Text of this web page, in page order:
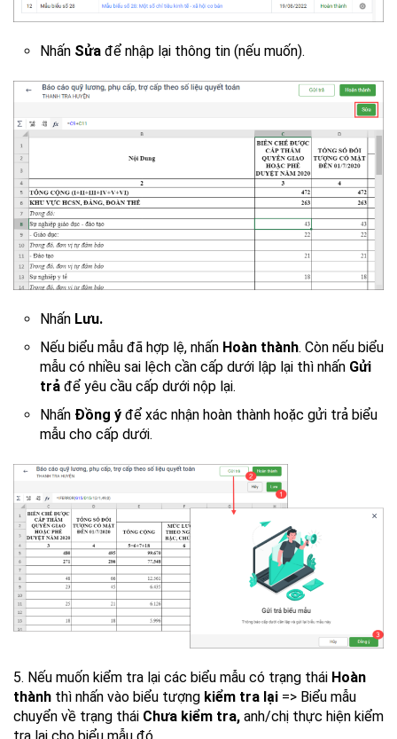
Nhấn Sửa để nhập lại thông tin (nếu muốn).
Nhấn Lưu.
Nếu biểu mẫu đã hợp lệ, nhấn Hoàn thành. Còn nếu biểu
mẫu có nhiều sai lệch cần cấp dưới lập lại thì nhấn Gửi
trả để yêu cầu cấp dưới nộp lại.
Nhấn Đồng ý để xác nhận hoàn thành hoặc gửi trả biểu
mẫu cho cấp dưới.
5. Nếu muốn kiểm tra lại các biểu mẫu có trạng thái Hoàn
thành thì nhấn vào biểu tượng kiểm tra lại => Biểu mẫu
chuyển về trạng thái Chưa kiểm tra, anh/chị thực hiện kiểm